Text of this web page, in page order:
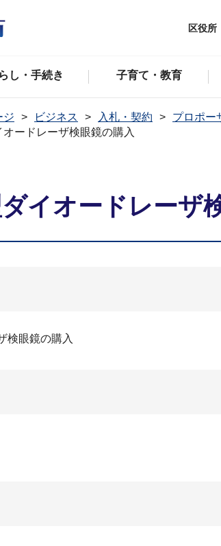
区役所
し・手続き 子育て・教育
ジ ビジネス 入札・契約 プロポー
ードレーザ検眼鏡の購入
イオードレーザ
検眼鏡の購入